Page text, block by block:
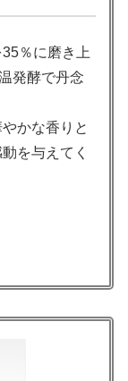
％に磨き上
発酵で丹念
かな香りと
を与えてく